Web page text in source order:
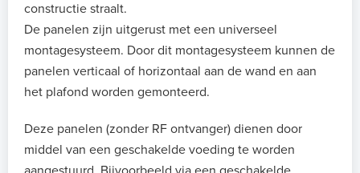
constructie straalt.
De panelen zijn uitgerust met een universeel
montagesysteem. Door dit montagesysteem kunnen de
panelen verticaal of horizontaal aan de wand en aan
het plafond worden gemonteerd.
Deze panelen (zonder RF ontvanger) dienen door
middel van een geschakelde voeding te worden